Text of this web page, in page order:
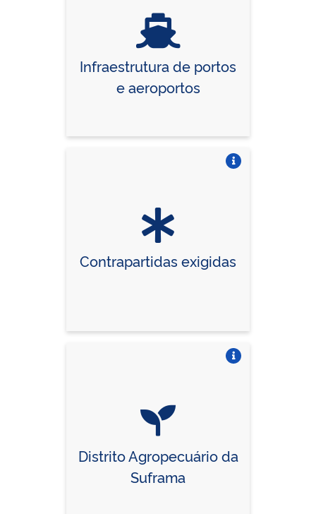
Infraestrutura de portos
e aeroportos
Contrapartidas exigidas
Distrito Agropecuário da
Suframa